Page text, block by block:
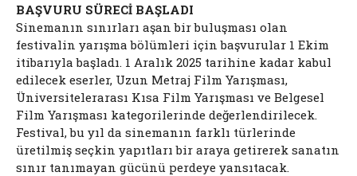
BAŞVURU SÜRECİ BAŞLADI
Sinemanın sınırları aşan bir buluşması olan
festivalin yarışma bölümleri için başvurular 1 Ekim
itibarıyla başladı. 1 Aralık 2025 tarihine kadar kabul
edilecek eserler, Uzun Metraj Film Yarışması,
Üniversitelerarası Kısa Film Yarışması ve Belgesel
Film Yarışması kategorilerinde değerlendirilecek.
Festival, bu yıl da sinemanın farklı türlerinde
üretilmiş seçkin yapıtları bir araya getirerek sanatın
sınır tanımayan gücünü perdeye yansıtacak.